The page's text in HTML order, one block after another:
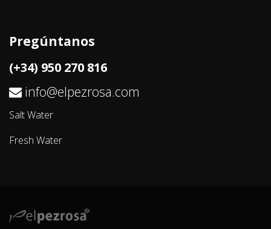
Pregúntanos
(+34) 950 270 816
info@elpezrosa.com
Salt Water
Fresh Water